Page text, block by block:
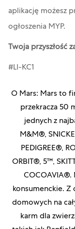
aplikację możesz
ogłoszenia MYP.
Twoja przyszłość
#LI-KC1
O Mars: Mars to
przekracza 50
jednych z
M&M®,
PEDIGREE®,
ORBIT®, 5™,
COCOAVIA®.
konsumenckie. Z
domowych na
karm dla